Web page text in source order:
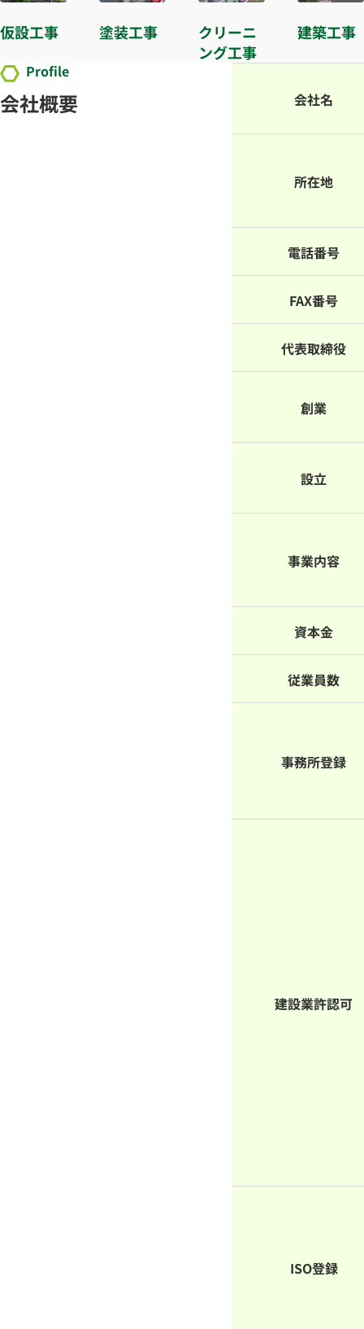
仮設工事 塗装工事
クリーニ
ング工事
建築工事
Profile
会社概要 会社名
所在地
電話番号
FAX番号
代表取締役
創業
設立
事業内容
資本金
従業員数
事務所登録
建設業許認可
ISO登録